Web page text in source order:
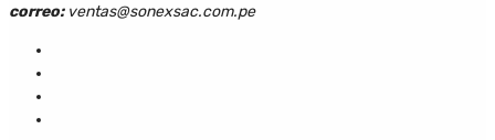
correo:ventas@sonexsac.com.pe